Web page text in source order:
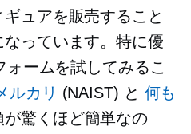
ュアを販売すること
っています。特に優
ームを試してみるこ
ルカリ (NAIST) と 何も
驚くほど簡単なの